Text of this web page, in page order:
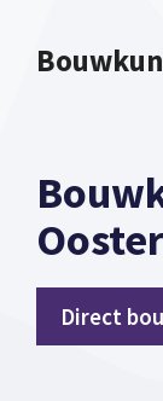
naar
Direct